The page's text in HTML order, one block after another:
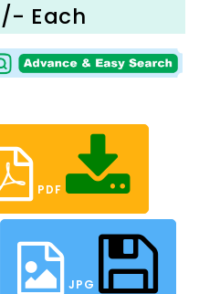
/- Each
PDF
JPG